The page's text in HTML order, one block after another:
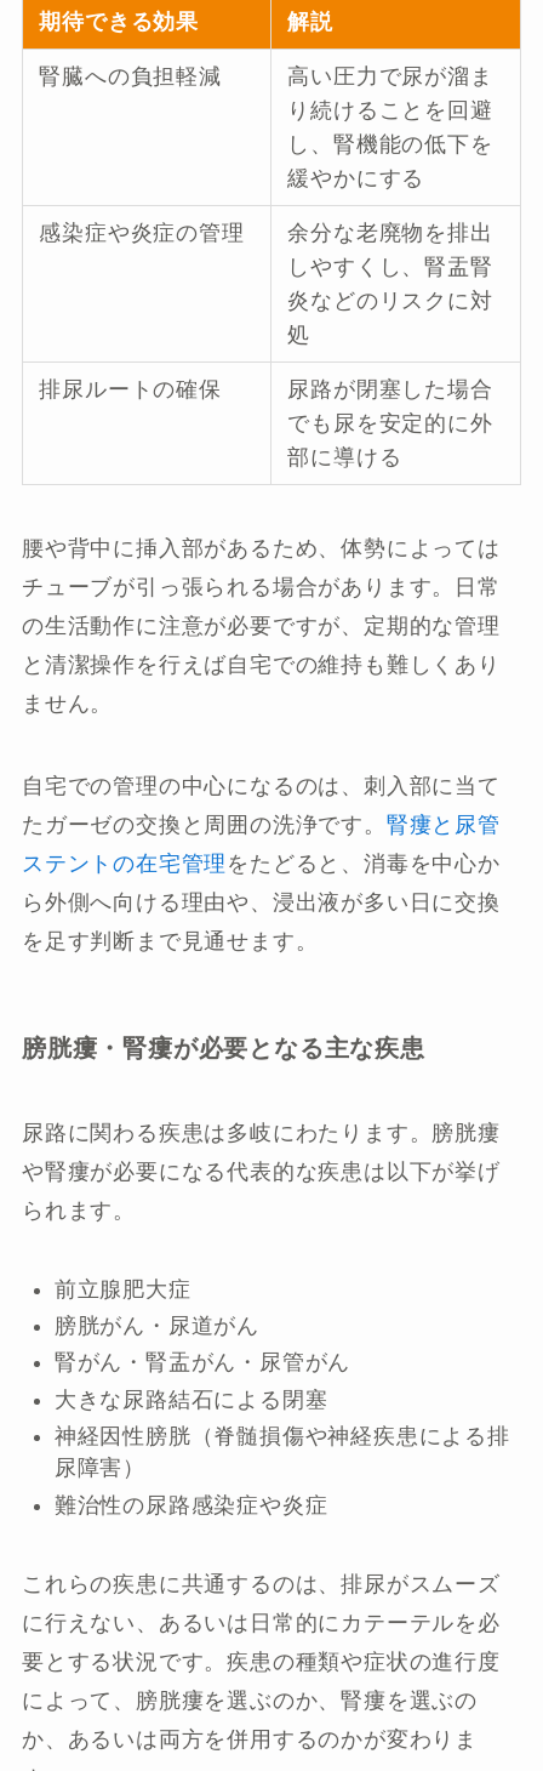
期待できる効果 解説
腎臓への負担軽減
高い圧力で尿が溜ま
り続けることを回避
し、腎機能の低下を
緩やかにする
感染症や炎症の管理
余分な老廃物を排出
しやすくし、腎盂腎
炎などのリスクに対
処
排尿ルートの確保
尿路が閉塞した場合
でも尿を安定的に外
部に導ける
腰や背中に挿入部があるため、体勢によっては
チューブが引っ張られる場合があります。日常
の生活動作に注意が必要ですが、定期的な管理
と清潔操作を行えば自宅での維持も難しくあり
ません。
自宅での管理の中心になるのは、刺入部に当て
たガーゼの交換と周囲の洗浄です。 腎瘻と尿管
ステントの在宅管理 をたどると、消毒を中心か
ら外側へ向ける理由や、浸出液が多い日に交換
を足す判断まで見通せます。
膀胱瘻・腎瘻が必要となる主な疾患
尿路に関わる疾患は多岐にわたります。膀胱瘻
や腎瘻が必要になる代表的な疾患は以下が挙げ
られます。
前立腺肥大症
膀胱がん・尿道がん
腎がん・腎盂がん・尿管がん
大きな尿路結石による閉塞
神経因性膀胱（脊髄損傷や神経疾患による排
尿障害）
難治性の尿路感染症や炎症
これらの疾患に共通するのは、排尿がスムーズ
に行えない、あるいは日常的にカテーテルを必
要とする状況です。疾患の種類や症状の進行度
によって、膀胱瘻を選ぶのか、腎瘻を選ぶの
か、あるいは両方を併用するのかが変わりま